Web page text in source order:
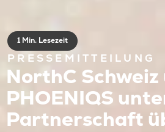
PRESSEMITTEILUNG
1 Min. Lesezeit
NorthC Schweiz
PHOENIQS
Partnerschaft